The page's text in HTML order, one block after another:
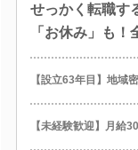
せっかく転職す
「お休み」も
【設立63年目】地域
【未経験歓迎】月給